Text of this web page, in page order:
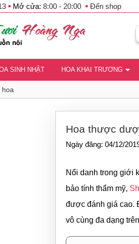
• Mở cửa: 8:00 - 20:00 • Đến shop
SINH NHẬT HOA KHAI TRƯƠNG
hoa
Hoa thược
Ngày đăng: 04/12/
Nổi danh trong giới
bảo tính thẩm mỹ,
được đánh giá cao.
vô cùng đa dạng